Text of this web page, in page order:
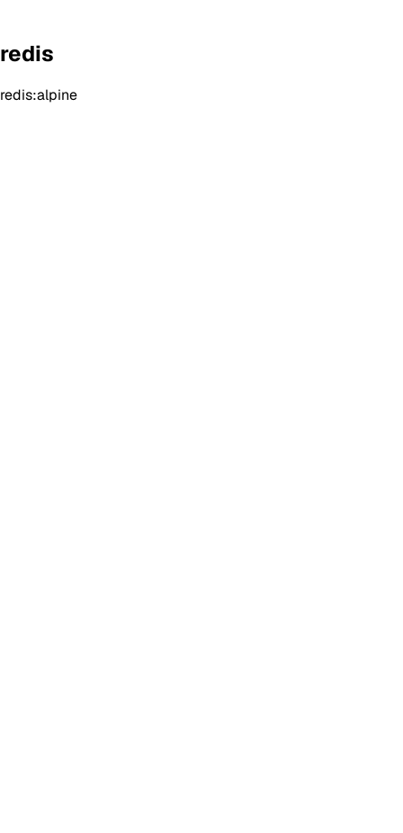
redis
redis:alpine